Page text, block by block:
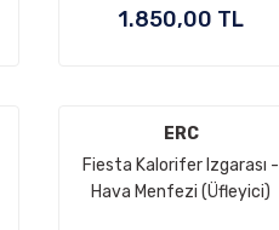
7.02543.05.0 )
1.850,00 TL
ERC
Fiesta Kalorifer Izgarası -
Hava Menfezi (Üfleyici)